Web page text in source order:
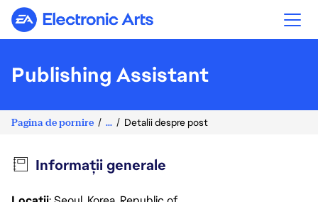
Electronic Arts
Publishing Assistant
Pagina de pornire ... Detalii despre post
Informații generale